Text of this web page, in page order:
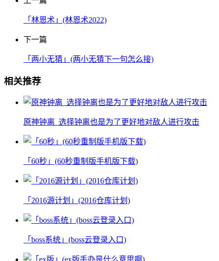
「林恩术」(林恩术2022)
下一篇
「两小无猜」(两小无猜下一句怎么接)
相关推荐
原神钟离_选择钟离也是为了更好地对敌人进行攻击
「60秒」(60秒重制版手机版下载)
「2016源计划」(2016仓库计划)
「boss系统」(boss云登录入口)